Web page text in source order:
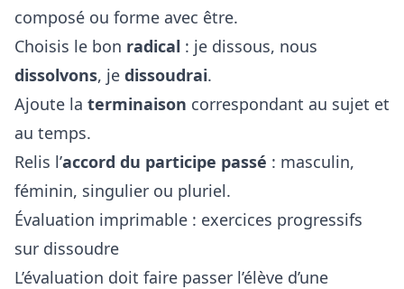
composé ou forme avec être.
Choisis le bon radical : je dissous, nous
dissolvons, je dissoudrai.
Ajoute la terminaison correspondant au sujet et
au temps.
Relis l’accord du participe passé : masculin,
féminin, singulier ou pluriel.
Évaluation imprimable : exercices progressifs
sur dissoudre
L’évaluation doit faire passer l’élève d’une